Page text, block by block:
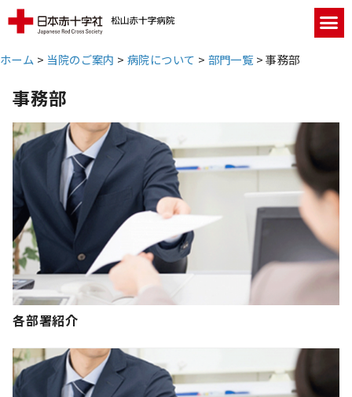
ホーム > 当院のご案内 >病院について > 部門一覧 >事務部
事務部
各部署紹介